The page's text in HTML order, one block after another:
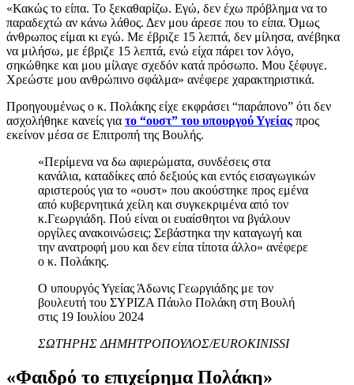
«Κακώς το είπα. Το ξεκαθαρίζω. Εγώ, δεν έχω πρόβλημα να το
παραδεχτώ αν κάνω λάθος. Δεν μου άρεσε που το είπα. Όμως
άνθρωπος είμαι κι εγώ. Με έβριζε 15 λεπτά, δεν μίλησα, ανέβηκα
να μιλήσω, με έβριζε 15 λεπτά, ενώ είχα πάρει τον λόγο,
σηκώθηκε και μου μίλαγε σχεδόν κατά πρόσωπο. Μου ξέφυγε.
Χρεώστε μου ανθρώπινο σφάλμα» ανέφερε χαρακτηριστικά.
Προηγουμένως ο κ. Πολάκης είχε εκφράσει “παράπονο” ότι δεν
ασχολήθηκε κανείς για το “ουστ” του υπουργού Υγείας προς
εκείνον μέσα σε Επιτροπή της Βουλής.
«Περίμενα να δω αφιερώματα, συνδέσεις στα
κανάλια, καταδίκες από δεξιούς και εντός εισαγωγικών
αριστερούς για το «ουστ» που ακούστηκε προς εμένα
από κυβερνητικά χείλη και συγκεκριμένα από τον
κ.Γεωργιάδη. Πού είναι οι ευαίσθητοι να βγάλουν
οργίλες ανακοινώσεις; Σεβάστηκα την καταγωγή και
την ανατροφή μου και δεν είπα τίποτα άλλο» ανέφερε
ο κ. Πολάκης.
Ο υπουργός Υγείας Άδωνις Γεωργιάδης με τον
βουλευτή του ΣΥΡΙΖΑ Πάυλο Πολάκη στη Βουλή
στις 19 Ιουλίου 2024
ΣΩΤΗΡΗΣ ΔΗΜΗΤΡΟΠΟΥΛΟΣ/EUROKINISSI
«Φαιδρό το επιχείρημα Πολάκη»